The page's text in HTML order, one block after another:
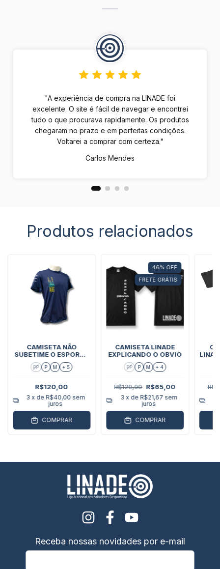
"A experiência de compra na LINADE foi
excelente. O site é fácil de navegar e encontrei
tudo o que procurava rapidamente. Os produtos
chegaram no prazo e em perfeitas condições.
Voltarei a comprar com certeza."
Carlos Mendes
Produtos relacionados
CAMISETA NÃO
SUBETIME O ESPORTE
DO TIRO
PP P M + 5
R$120,00
3 x de R$40,00 sem
juros
COMPRAR
46% OFF
FRETE GRÁTIS
CAMISETA LINADE
EXPLICANDO O OBVIO
PP P M + 4
R$120,00 R$65,00
3 x de R$21,67 sem
juros
COMPRAR
Receba nossas novidades por e-mail